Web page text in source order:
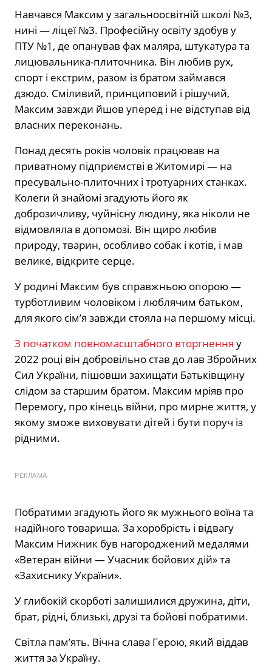
Навчався Максим у загальноосвітній школі №3,
нині — ліцеї №3. Професійну освіту здобув у
ПТУ №1, де опанував фах маляра, штукатура та
лицювальника-плиточника. Він любив рух,
спорт і екстрим, разом із братом займався
дзюдо. Сміливий, принциповий і рішучий,
Максим завжди йшов уперед і не відступав від
власних переконань.
Понад десять років чоловік працював на
приватному підприємстві в Житомирі — на
пресувально-плиточних і тротуарних станках.
Колеги й знайомі згадують його як
доброзичливу, чуйнісну людину, яка ніколи не
відмовляла в допомозі. Він щиро любив
природу, тварин, особливо собак і котів, і мав
велике, відкрите серце.
У родині Максим був справжньою опорою —
турботливим чоловіком і люблячим батьком,
для якого сім’я завжди стояла на першому місці.
З початком повномасштабного вторгнення у
2022 році він добровільно став до лав Збройних
Сил України, пішовши захищати Батьківщину
слідом за старшим братом. Максим мріяв про
Перемогу, про кінець війни, про мирне життя, у
якому зможе виховувати дітей і бути поруч із
рідними.
РЕКЛАМА
Побратими згадують його як мужнього воїна та
надійного товариша. За хоробрість і відвагу
Максим Нижник був нагороджений медалями
«Ветеран війни — Учасник бойових дій» та
«Захиснику України».
У глибокій скорботі залишилися дружина, діти,
брат, рідні, близькі, друзі та бойові побратими.
Світла пам’ять. Вічна слава Герою, який віддав
життя за Україну.